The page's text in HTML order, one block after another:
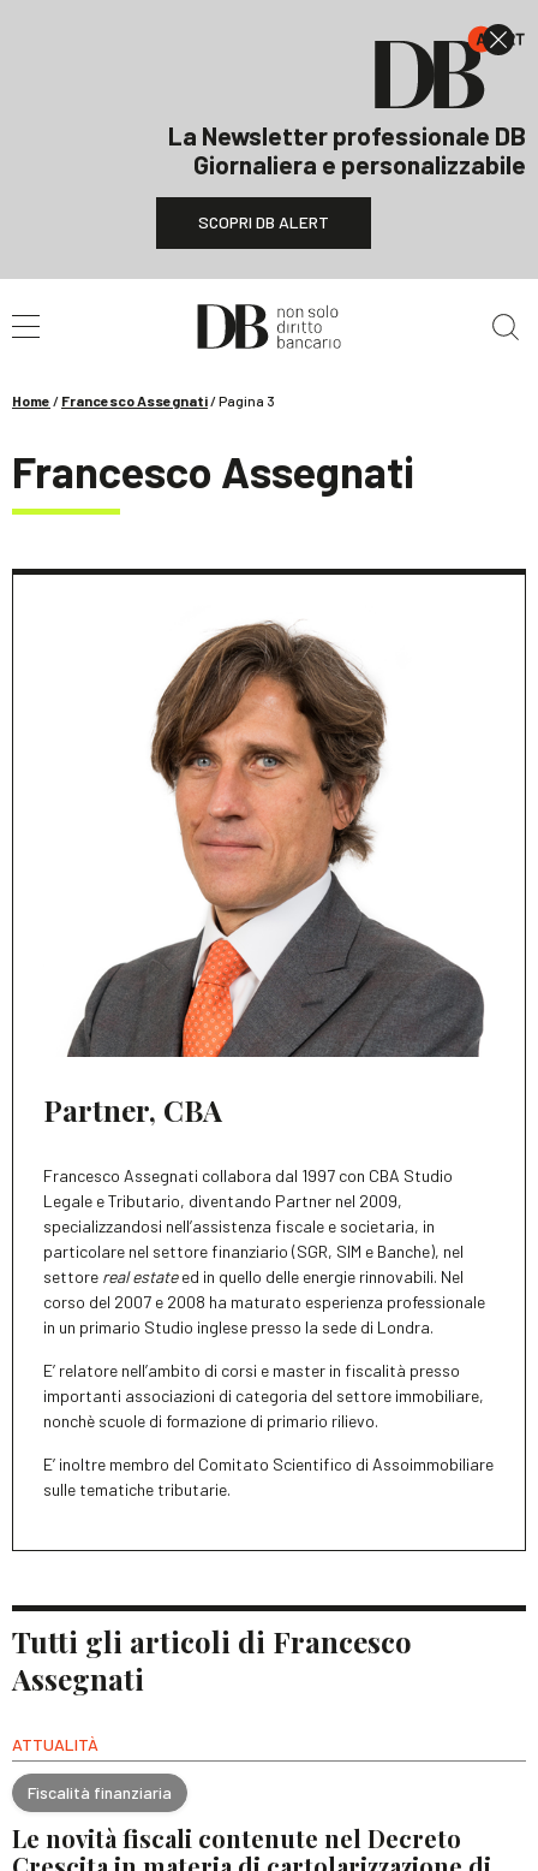
La Newsletter professionale DB
Giornaliera e personalizzabile
SCOPRI DB ALERT
Home / Francesco Assegnati/Pagina 3
Francesco Assegnati
Partner, CBA
Francesco Assegnati collabora dal 1997 con CBA Studio
Legale e Tributario, diventando Partner nel 2009,
specializzandosi nell’assistenza fiscale e societaria, in
particolare nel settore finanziario (SGR, SIM e Banche), nel
settore real estateed in quello delle energie rinnovabili. Nel
corso del 2007 e 2008 ha maturato esperienza professionale
in un primario Studio inglese presso la sede di Londra.
E’ relatore nell’ambito di corsi e master in fiscalità presso
importanti associazioni di categoria del settore immobiliare,
nonchè scuole di formazione di primario rilievo.
E’ inoltre membro del Comitato Scientifico di Assoimmobiliare
sulle tematiche tributarie.
Tutti gli articoli di Francesco
Assegnati
ATTUALITÀ
Fiscalità finanziaria
Le novità fiscali contenute nel Decreto